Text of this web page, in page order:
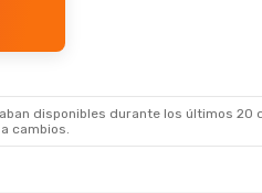
disponibles durante los últimos
cambios.